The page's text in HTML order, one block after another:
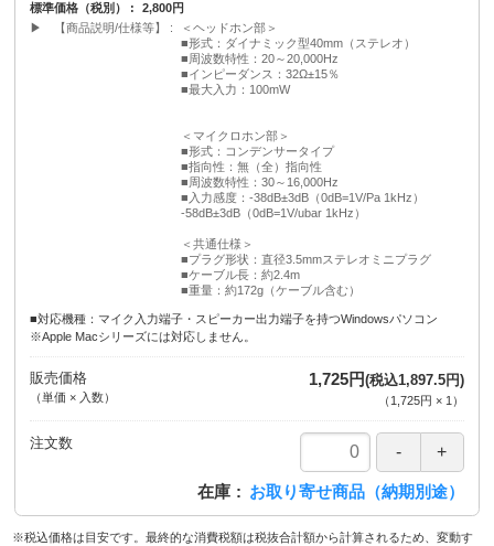
標準価格（税別）
2,800円
▶ 【商品説明/仕様等】
＜ヘッドホン部＞
■形式：ダイナミック型40mm（ステレオ）
■周波数特性：20～20,000Hz
■インピーダンス：32Ω±15％
■最大入力：100mW
＜マイクロホン部＞
■形式：コンデンサータイプ
■指向性：無（全）指向性
■周波数特性：30～16,000Hz
■入力感度：-38dB±3dB（0dB=1V/Pa 1kHz）
-58dB±3dB（0dB=1V/ubar 1kHz）
＜共通仕様＞
■プラグ形状：直径3.5mmステレオミニプラグ
■ケーブル長：約2.4m
■重量：約172g（ケーブル含む）
■対応機種：マイク入力端子・スピーカー出力端子を持つWindowsパソコン
※Apple Macシリーズには対応しません。
販売価格
（単価 × 入数）
1,725円(税込1,897.5円)
（ 1,725円 × 1 ）
注文数
在庫 お取り寄せ商品（納期別途）
※税込価格は目安です。最終的な消費税額は税抜合計額から計算されるため、変動す